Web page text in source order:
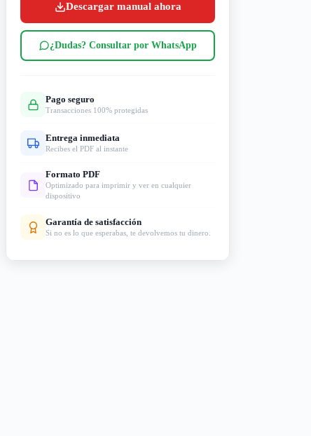
Descargar manual ahora
¿Dudas? Consultar por WhatsApp
Pago seguro
Transacciones 100% protegidas
Entrega inmediata
Recibes el PDF al instante
Formato PDF
Optimizado para imprimir y ver en cualquier
dispositivo
Garantía de satisfacción
Si no es lo que esperabas, te devolvemos tu dinero.